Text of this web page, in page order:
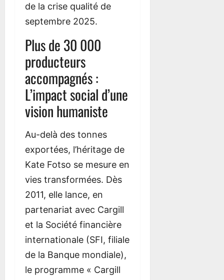
de la crise qualité de
septembre 2025.
Plus de 30 000
producteurs
accompagnés :
L’impact social d’une
vision humaniste
Au-delà des tonnes
exportées, l’héritage de
Kate Fotso se mesure en
vies transformées. Dès
2011, elle lance, en
partenariat avec Cargill
et la Société financière
internationale (SFI, filiale
de la Banque mondiale),
le programme « Cargill